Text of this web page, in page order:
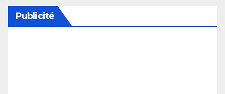
Publicité